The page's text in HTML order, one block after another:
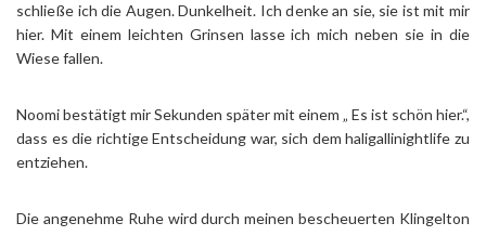
schließe ich die Augen. Dunkelheit. Ich denke an sie, sie ist mit mir
hier. Mit einem leichten Grinsen lasse ich mich neben sie in die
Wiese fallen.
Noomi bestätigt mir Sekunden später mit einem „ Es ist schön hier.“,
dass es die richtige Entscheidung war, sich dem haligallinightlife zu
entziehen.
Die angenehme Ruhe wird durch meinen bescheuerten Klingelton